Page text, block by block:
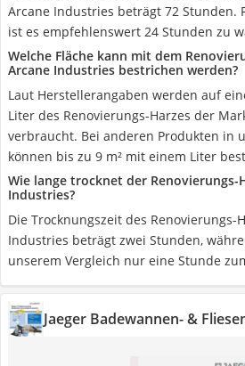
Arcane Industries beträgt 72 Stunden.
ist es empfehlenswert 24 Stunden zu
Welche Fläche kann mit dem
Arcane Industries bestrichen werden?
Laut Herstellerangaben werden auf
Liter des Renovierungs-Harzes der
verbraucht. Bei anderen Produkten in
können bis zu 9 m² mit einem Liter
Wie lange trocknet der Renovierungs-
Industries?
Die Trocknungszeit des Renovierungs-
Industries beträgt zwei Stunden,
unserem Vergleich nur eine Stunde
Jaeger Badewannen- &